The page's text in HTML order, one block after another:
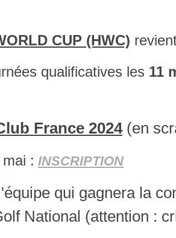
CUP (HWC)
qualificatives les 11
France 2024(en
: INSCRIPTION
qui gagnera la
National (attention :